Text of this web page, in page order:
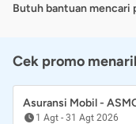
Butuh bantuan mencari
Cek promo
Asuransi Mobil -
1 Agt - 31 Agt 2026